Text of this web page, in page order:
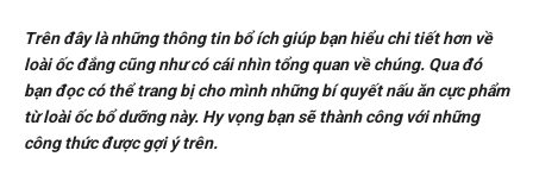
Trên đây là những thông tin bổ ích giúp bạn hiểu chi tiết hơn về
loài ốc đắng cũng như có cái nhìn tổng quan về chúng. Qua đó
bạn đọc có thể trang bị cho mình những bí quyết nấu ăn cực phẩm
từ loài ốc bổ dưỡng này. Hy vọng bạn sẽ thành công với những
công thức được gợi ý trên.